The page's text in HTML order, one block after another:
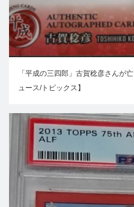
「平成の三四郎」古賀稔彦さんが
ュース/トピックス】